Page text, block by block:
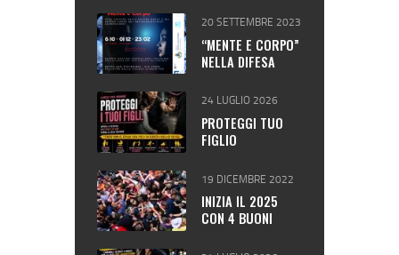
20 SETTEMBRE 2023
“MENTE E CORPO”
NELLA DIFESA
24 LUGLIO 2026
PROTEGGI TUO
FIGLIO
19 DICEMBRE 2022
INIZIA IL 2025
CON 4 BUONI